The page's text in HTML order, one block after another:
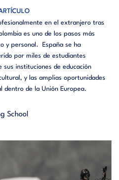
en el extranjero tras
es uno de los pasos más
y personal. España se ha
por miles de estudiantes
sus instituciones de educación
y las amplias oportunidades
dentro de la Unión Europea.
School